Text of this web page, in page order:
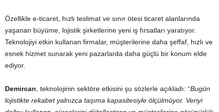
Özellikle e-ticaret, hızlı teslimat ve sınır ötesi ticaret alanlarında
yaşanan büyüme, lojistik şirketlerine yeni iş fırsatları yaratıyor.
Teknolojiyi etkin kullanan firmalar, müşterilerine daha şeffaf, hızlı ve
esnek hizmet sunarak yeni pazarlarda daha güçlü bir konum elde
ediyor.
Demircan , teknolojinin sektöre etkisini şu sözlerle açıkladı: “Bugün
lojistikte rekabet yalnızca taşıma kapasitesiyle ölçülmüyor. Veriyi